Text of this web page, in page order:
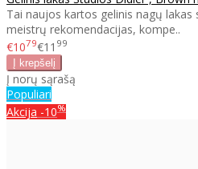
Tai naujos kartos gelinis nagų
meistrų rekomendacijas, kompe..
€1079€11 99
Į norų sąrašą
Populiari
Akcija -10%